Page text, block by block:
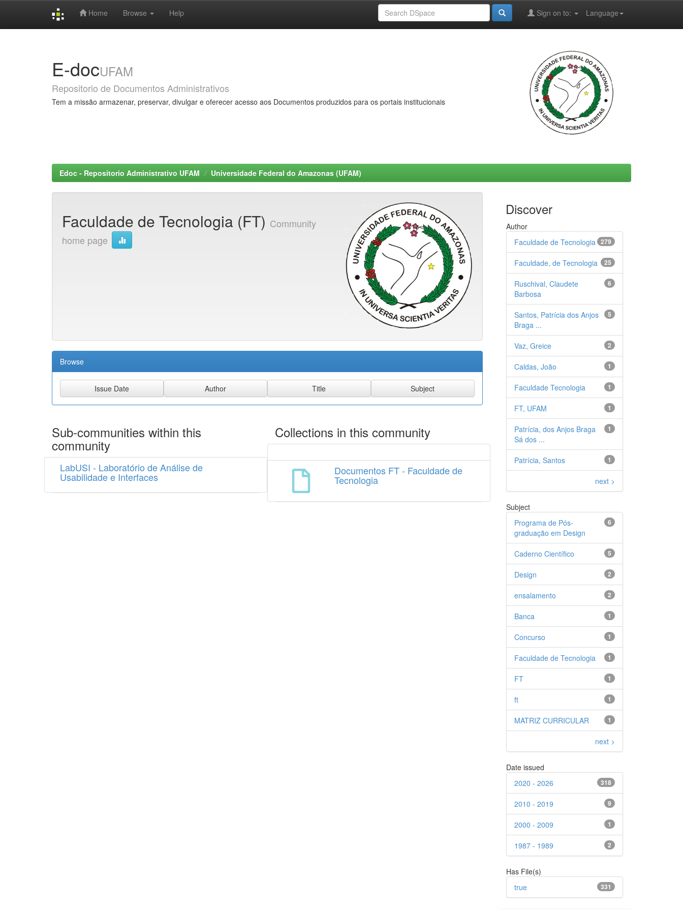
Home Browse Help Language
Sign on to:
E-docUFAM
Repositorio de Documentos Administrativos
Tem a missão armazenar, preservar, divulgar e oferecer acesso aos Documentos produzidos para os portais institucionais
Edoc - Repositorio Administrativo UFAM Universidade Federal do Amazonas (UFAM)
Faculdade de Tecnologia (FT) Community
home page
Browse
Sub-communities within this
community
LabUSI - Laboratório de Análise de
Usabilidade e Interfaces
Collections in this community
Documentos FT - Faculdade de
Tecnologia
Discover
Author
279
Faculdade de Tecnologia
25
Faculdade, de Tecnologia
6
Ruschival, Claudete
Barbosa
5
Santos, Patrícia dos Anjos
Braga ...
2
Vaz, Greice
1
Caldas, João
1
Faculdade Tecnologia
1
FT, UFAM
1
Patrícia, dos Anjos Braga
Sá dos ...
1
Patrícia, Santos
next >
Subject
6
Programa de Pós-
graduação em Design
5
Caderno Científico
2
Design
2
ensalamento
1
Banca
1
Concurso
1
Faculdade de Tecnologia
1
FT
1
ft
1
MATRIZ CURRICULAR
next >
Date issued
318
2020 - 2026
9
2010 - 2019
1
2000 - 2009
2
1987 - 1989
Has File(s)
331
true